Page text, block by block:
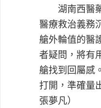
湖南西醫藥
醫療救治義務
艙外輪值的醫
者疑問，將有
艙找到回屬感
打開，準確量
張夢凡）